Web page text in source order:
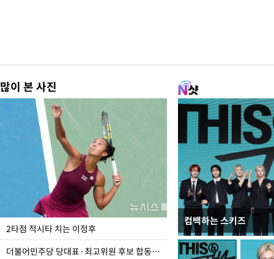
많이 본 사진
2타점 적시타 치는 이정후
더불어민주당 당대표·최고위원 후보 합동연설회
컴백하는 스키즈
이번주 국회에는 무